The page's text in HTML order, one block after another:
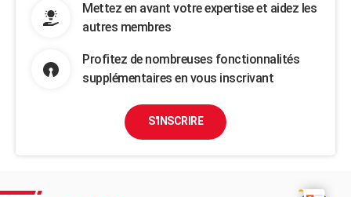
Mettez en avant votre expertise et aidez les
autres membres
Profitez de nombreuses fonctionnalités
supplémentaires en vous inscrivant
S'INSCRIRE